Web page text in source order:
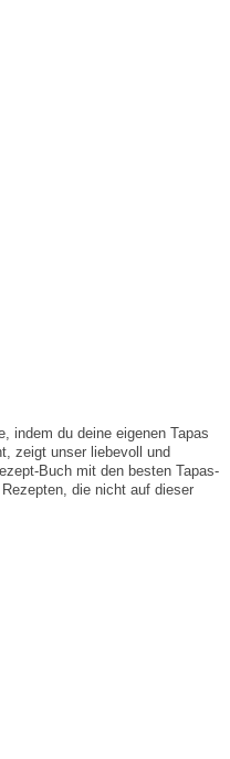
indem du deine eigenen Tapas
zeigt unser liebevoll und
Buch mit den besten Tapas-
die nicht auf dieser